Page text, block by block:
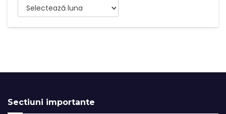
Arhive
Sectiuni importante